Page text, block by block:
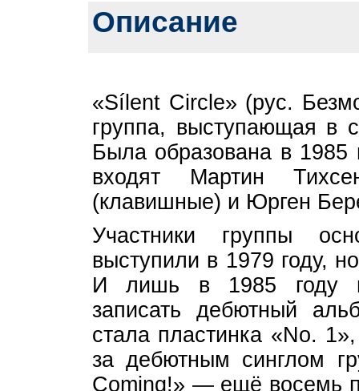
Описание
«Sílent Circle» (рус.
группа, выступающая в
Была образована в 1985
входят Мартин
(клавишные) и Юрген
Участники группы
выступили в 1979 году,
И лишь в 1985 году
записать дебютный
стала пластинка «No.
за дебютным синглом
Coming!» — ещё восемь